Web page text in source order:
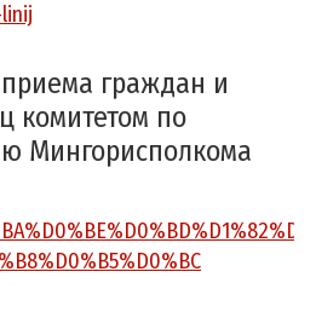
граждан и
комитетом по
Мингорисполкома